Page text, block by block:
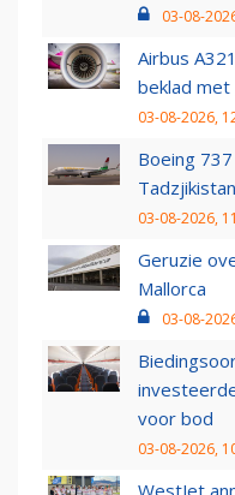
03-08-
Airbus
beklad
03-08-2026,
Boeing
03-08-2026,
Geruzie
Mallorca
03-08-
voor bod
03-08-2026,